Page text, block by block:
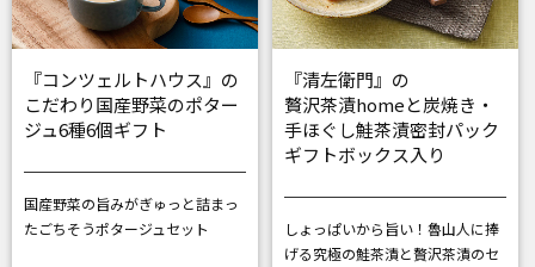
『コンツェルトハウス』の
こだわり国産野菜のポター
ジュ6種6個ギフト
国産野菜の旨みがぎゅっと詰まっ
たごちそうポタージュセット
『清左衛門』の
贅沢茶漬homeと炭焼き・
手ほぐし鮭茶漬密封パック
ギフトボックス入り
しょっぱいから旨い！魯山人に捧
げる究極の鮭茶漬と贅沢茶漬のセ